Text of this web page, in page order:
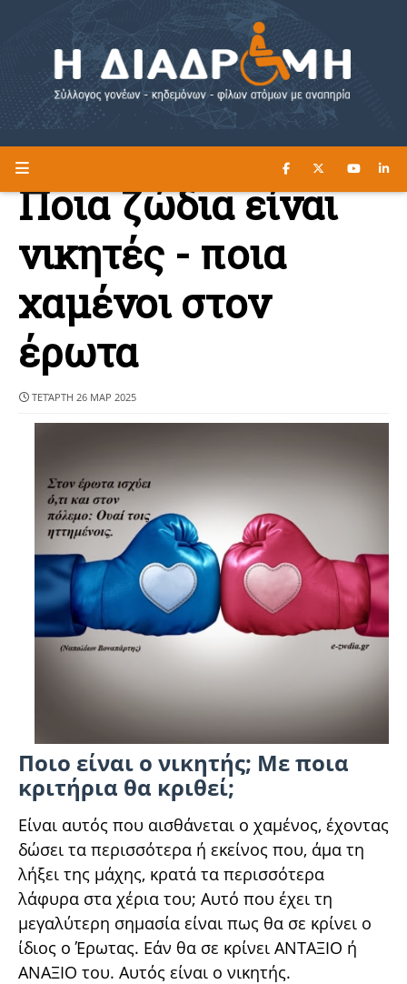
Η ΔΙΑΔΡΟΜΗ ΔΙΑΒΑΣΤΕ ΕΔΩ ►
Ποια ζώδια είναι
νικητές - ποια
χαμένοι στον
έρωτα
ΤΕΤΆΡΤΗ 26 ΜΑΡ 2025
Ποιο είναι ο νικητής; Με ποια
κριτήρια θα κριθεί;
Είναι αυτός που αισθάνεται ο χαμένος, έχοντας
δώσει τα περισσότερα ή εκείνος που, άμα τη
λήξει της μάχης, κρατά τα περισσότερα
λάφυρα στα χέρια του; Αυτό που έχει τη
μεγαλύτερη σημασία είναι πως θα σε κρίνει ο
ίδιος ο Έρωτας. Εάν θα σε κρίνει ΑΝΤΑΞΙΟ ή
ΑΝΑΞΙΟ του. Αυτός είναι ο νικητής.